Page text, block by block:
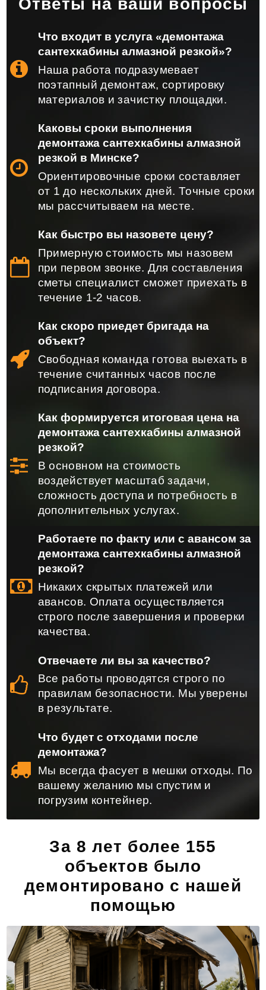
Что входит в услуга «демонтажа
сантехкабины алмазной резкой»?
Наша работа подразумевает
поэтапный демонтаж, сортировку
материалов и зачистку площадки.
Каковы сроки выполнения
демонтажа сантехкабины алмазной
резкой в Минске?
Ориентировочные сроки составляет
от 1 до нескольких дней. Точные сроки
мы рассчитываем на месте.
Как быстро вы назовете цену?
Примерную стоимость мы назовем
при первом звонке. Для составления
сметы специалист сможет приехать в
течение 1-2 часов.
Как скоро приедет бригада на
объект?
Свободная команда готова выехать в
течение считанных часов после
подписания договора.
Как формируется итоговая цена на
демонтажа сантехкабины алмазной
резкой?
В основном на стоимость
воздействует масштаб задачи,
сложность доступа и потребность в
дополнительных услугах.
Работаете по факту или с авансом за
демонтажа сантехкабины алмазной
резкой?
Никаких скрытых платежей или
авансов. Оплата осуществляется
строго после завершения и проверки
качества.
Отвечаете ли вы за качество?
Все работы проводятся строго по
правилам безопасности. Мы уверены
в результате.
Что будет с отходами после
демонтажа?
Мы всегда фасует в мешки отходы. По
вашему желанию мы спустим и
погрузим контейнер.
За 8 лет более 155
объектов было
демонтировано с нашей
помощью